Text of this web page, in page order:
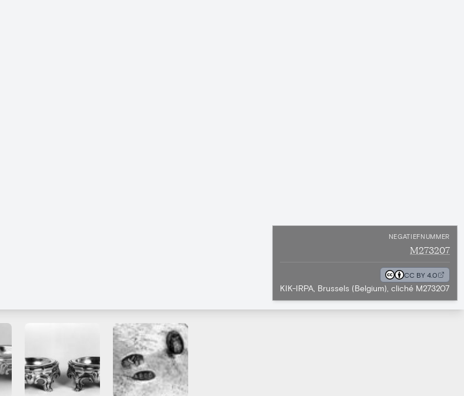
NEGATIEFNUMMER
M273207
CC BY 4.0
KIK-IRPA, Brussels (Belgium), cliché M273207